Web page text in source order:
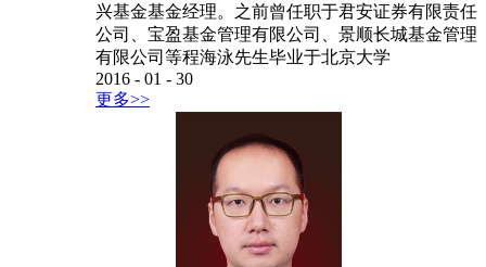
兴基金基金经理。之前曾任职于君安证券有限责任
公司、宝盈基金管理有限公司、景顺长城基金管理
有限公司等程海泳先生毕业于北京大学
2016 - 01 - 30
更多>>